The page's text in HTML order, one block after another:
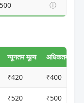
ⓘ
न्यूनतम मूल्य अधिकतम मूल्य
₹420 ₹400
₹520 ₹500